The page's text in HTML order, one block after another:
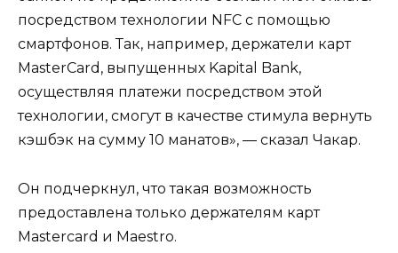
посредством технологии NFC с помощью
смартфонов. Так, например, держатели карт
MasterCard, выпущенных Kapital Bank,
осуществляя платежи посредством этой
технологии, смогут в качестве стимула вернуть
кэшбэк на сумму 10 манатов», — сказал Чакар.
Он подчеркнул, что такая возможность
предоставлена только держателям карт
Mastercard и Maestro.